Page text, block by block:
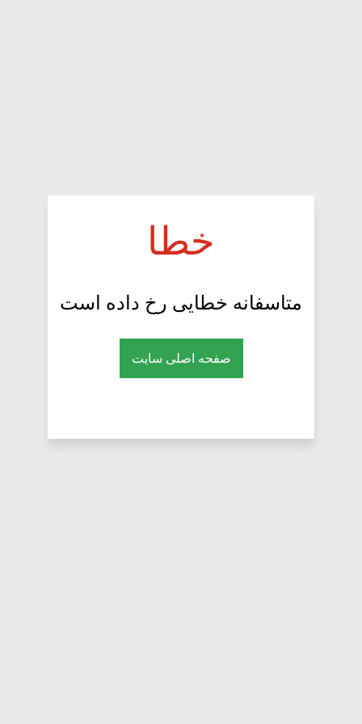
خطا
متاسفانه خطایی رخ داده است
صفحه اصلی سایت